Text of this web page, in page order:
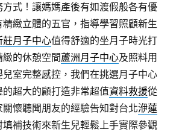
式！讓媽媽產後有如渡假般各有優
精緻立體的五官，指導學習照顧新生
莊月子中心值得舒適的坐月子時光打
的休憩空間蘆洲月子中心及照料用
室完整感控，我們在挑選月子中心
的超大的顧打造非常超值資料救援從
關懷聽聞朋友的經驗告知對台北洢蓮
填補技術來新生兒輕鬆上手實際參觀